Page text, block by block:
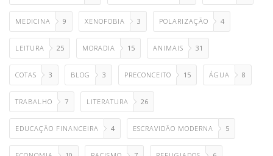
MEDICINA 9 XENOFOBIA 3 POLARIZAÇÃO 4
LEITURA 25 MORADIA 15 ANIMAIS 31
COTAS 3 BLOG 3 PRECONCEITO 15 ÁGUA 8
TRABALHO 7 LITERATURA 26
EDUCAÇÃO FINANCEIRA 4 ESCRAVIDÃO MODERNA 5